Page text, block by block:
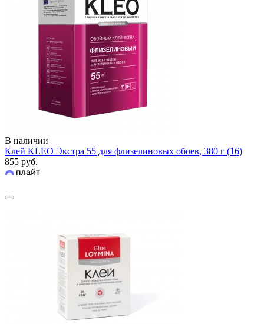
В наличии
Клей KLEO Экстра 55 для флизелиновых обоев, 380 г (16)
855 руб.